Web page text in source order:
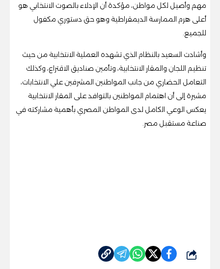
مهم وأصيل لكل مواطن، مؤكدة أن الإدلاء بالصوت الانتخابي هو
أعلى هرم الممارسة الديمقراطية وهو حق دستوري مكفول
للجميع.
وأشادت السعيد بالنظام الذي تشهده العملية الانتخابية من حيث
تنظيم اللجان والمقار الانتخابية، وتأمين صناديق الاقتراع، وكذلك
التعامل الحضاري من جانب المواطنين المشرفين علي الانتخابات،
مشيرة إلى أن اهتمام المواطنين بالتوافد على المقار الانتخابية
يعكس الوعي الكامل لدى المواطن المصري بأهمية مشاركته في
صناعة مستقبل مصر.
شارك